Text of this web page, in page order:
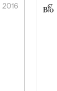
2016